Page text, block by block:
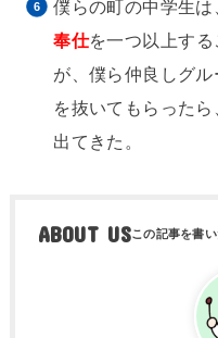
僕らの町の中学生
奉仕を一つ以上す
が、僕ら仲良しグ
を抜いてもらった
出てきた。
ABOUT US